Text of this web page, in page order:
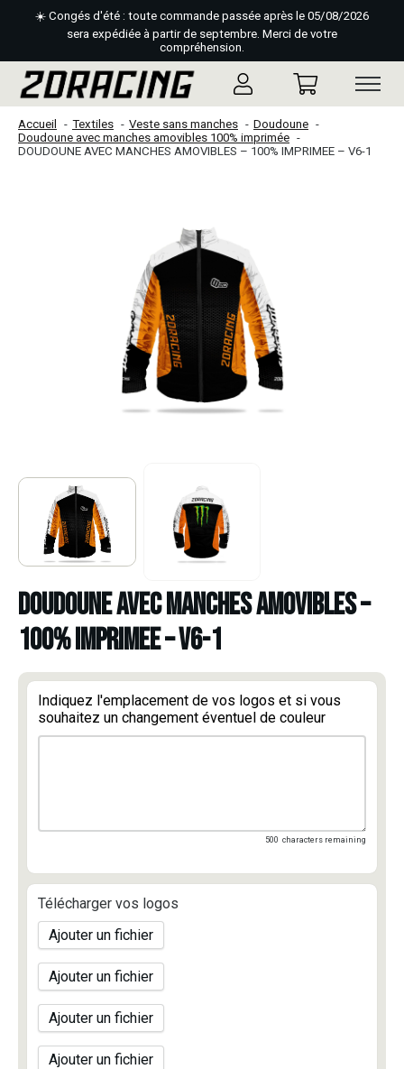
☀️ Congés d'été : toute commande passée après le 05/08/2026
sera expédiée à partir de septembre. Merci de votre
compréhension.
Accueil Textiles Veste sans manches
Doudoune
Doudoune avec manches amovibles 100% imprimée
DOUDOUNE AVEC MANCHES AMOVIBLES – 100% IMPRIMEE – V6-1
DOUDOUNE AVEC MANCHES AMOVIBLES –
100% IMPRIMEE – V6-1
Indiquez l'emplacement de vos logos et si vous
souhaitez un changement éventuel de couleur
500 characters remaining
Télécharger vos logos
Ajouter un fichier
Ajouter un fichier
Ajouter un fichier
Ajouter un fichier